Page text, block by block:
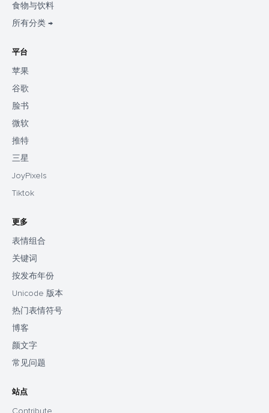
食物与饮料
所有分类 →
平台
苹果
谷歌
脸书
微软
推特
三星
JoyPixels
Tiktok
更多
表情组合
关键词
按发布年份
Unicode 版本
热门表情符号
博客
颜文字
常见问题
站点
Contribute